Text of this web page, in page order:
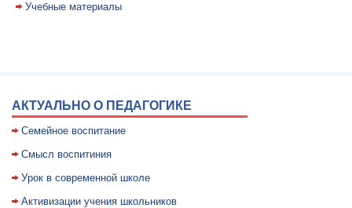
Учебные материалы
АКТУАЛЬНО О ПЕДАГОГИКЕ
Семейное воспитание
Смысл воспитиния
Уpок в совpеменной школе
Активизации учения школьников